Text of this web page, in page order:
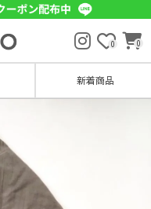
0 0
新着商品